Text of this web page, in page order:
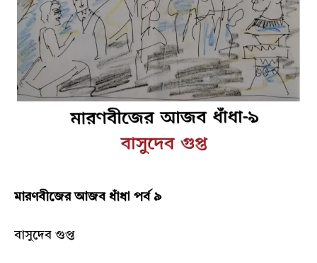
মারণবীজের আজব ধাঁধা পর্ব ৯
বাসুদেব গুপ্ত